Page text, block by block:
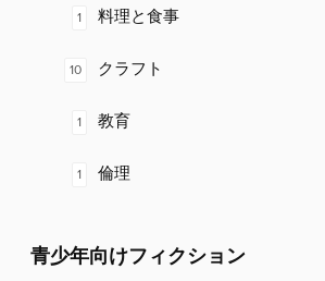
1 料理と食事
10 クラフト
1 教育
1 倫理
青少年向けフィクション